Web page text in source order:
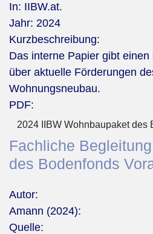
In: IIBW.at.
Jahr: 2024
Kurzbeschreibung:
Das interne Papier gibt
über aktuelle Förderungen
Wohnungsneubau.
PDF:
2024 IIBW Wohnbaupaket des
Fachliche
des Bodenfonds
Autor:
Amann (2024):
Quelle: